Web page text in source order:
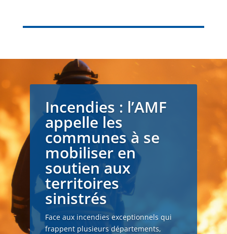
Incendies : l’AMF
appelle les
communes à se
mobiliser en
soutien aux
territoires
sinistrés
Face aux incendies exceptionnels qui
frappent plusieurs départements,